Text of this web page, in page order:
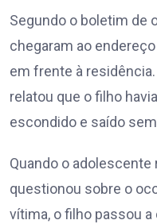
Segundo o boletim de
chegaram ao
em frente à
relatou que o filho
escondido e saído
Quando o adolescente
questionou sobre o
vítima, o filho passou